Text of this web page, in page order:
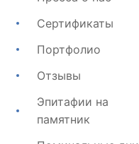
Сертификаты
Портфолио
Отзывы
Эпитафии на
памятник